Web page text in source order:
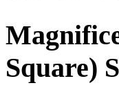
Square)